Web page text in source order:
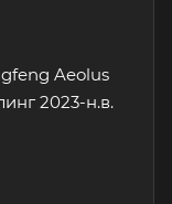
Aeolus
2023-н.в.